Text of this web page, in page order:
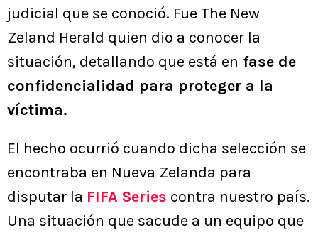
judicial que se conoció. Fue The New
Zeland Herald quien dio a conocer la
situación, detallando que está en fase de
confidencialidad para proteger a la
víctima.
El hecho ocurrió cuando dicha selección se
encontraba en Nueva Zelanda para
disputar la FIFA Series contra nuestro país.
Una situación que sacude a un equipo que